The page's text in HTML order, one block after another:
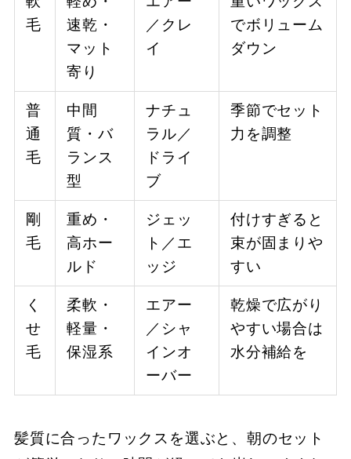
毛
速乾・
マット
寄り
／クレ
イ
でボリューム
ダウン
普
通
毛
中間
質・バ
ランス
型
ナチュ
ラル／
ドライ
ブ
季節でセット
力を調整
剛
毛
重め・
高ホー
ルド
ジェッ
ト／エ
ッジ
付けすぎると
束が固まりや
すい
く
せ
毛
柔軟・
軽量・
保湿系
エアー
／シャ
インオ
ーバー
乾燥で広がり
やすい場合は
水分補給を
髪質に合ったワックスを選ぶと、朝のセット